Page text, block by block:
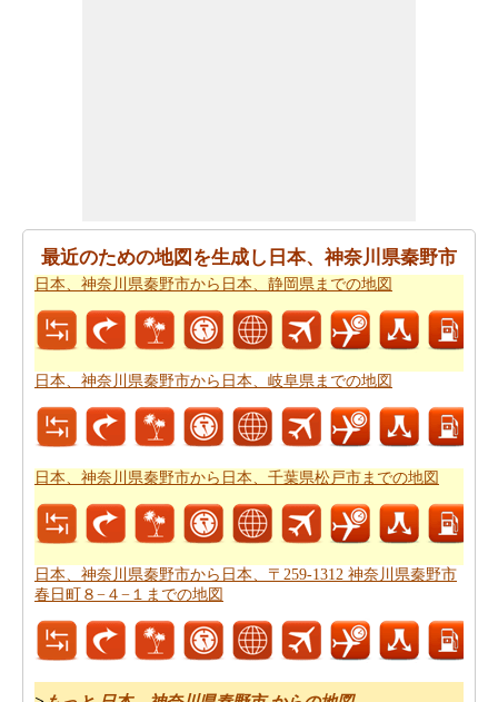
の途中でポイントを与えマップたいですか。日本、神奈
川県秦野市から日本、岐阜県中津川市までの道路ルート
あなたは旅行のための旅行費用計算機を探しています
か。あなたは日本、神奈川県秦野市から日本、岐阜県中
最近のための地図を生成し日本、神奈川県秦野市
日本、神奈川県秦野市から日本、静岡県までの地図
日本、神奈川県秦野市から日本、岐阜県までの地図
日本、神奈川県秦野市から日本、千葉県松戸市までの地図
日本、神奈川県秦野市から日本、〒259-1312 神奈川県秦野市
春日町８−４−１までの地図